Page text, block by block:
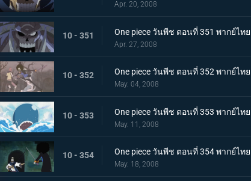
Apr. 20, 2008
10 - 351 One piece วันพีช ตอนที่ 351 พากย์ไ
Apr. 27, 2008
10 - 352 One piece วันพีช ตอนที่ 352 พากย์ไ
May. 04, 2008
10 - 353 One piece วันพีช ตอนที่ 353 พากย์ไ
May. 11, 2008
10 - 354 One piece วันพีช ตอนที่ 354 พากย์
May. 18, 2008